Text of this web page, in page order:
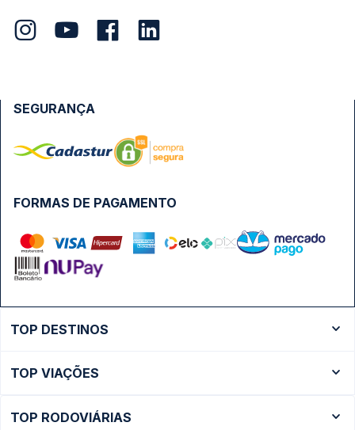
FORMAS DE PAGAMENTO
SEGURANÇA
TOP DESTINOS
Ônibus São Paulo
TOP VIAÇÕES
TOP RODOVIÁRIAS